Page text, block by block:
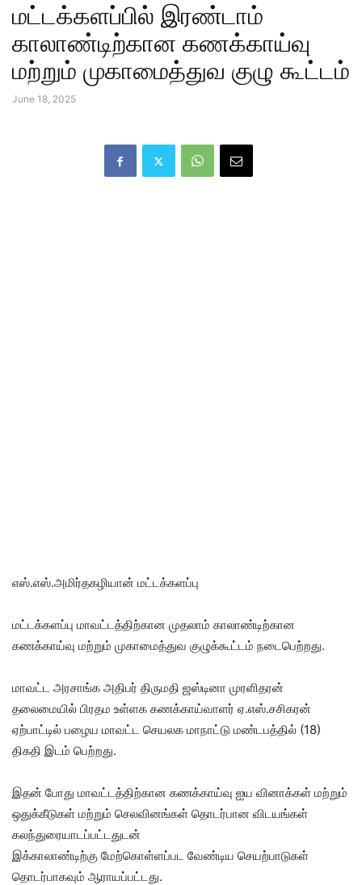
மட்டக்களப்பில் இரண்டாம்
காலாண்டிற்கான கணக்காய்வு
மற்றும் முகாமைத்துவ குழு கூட்டம்
June 18, 2025
எஸ்.எஸ்.அமிர்தகழியான் மட்டக்களப்பு
மட்டக்களப்பு மாவட்டத்திற்கான முதலாம் காலாண்டிற்கான
கணக்காய்வு மற்றும் முகாமைத்துவ குழுக்கூட்டம் நடைபெற்றது.
மாவட்ட அரசாங்க அதிபர் திருமதி ஜஸ்டினா முரளிதரன்
தலைமையில் பிரதம உள்ளக கணக்காய்வாளர் ஏ.எஸ்.சசிகரன்
ஏற்பாட்டில் பழைய மாவட்ட செயலக மாநாட்டு மண்டபத்தில் (18)
திகதி இடம் பெற்றது.
இதன் போது மாவட்டத்திற்கான கணக்காய்வு ஐய வினாக்கள் மற்றும்
ஒதுக்கீடுகள் மற்றும் செலவினங்கள் தொடர்பான விடயங்கள்
கலந்துரையாடப்பட்டதுடன்
இக்காலாண்டிற்கு மேற்கொள்ளப்பட வேண்டிய செயற்பாடுகள்
தொடர்பாகவும் ஆராயப்பட்டது.